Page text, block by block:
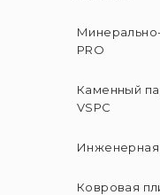
PRO
Каменный
VSPC
Инженерная
Ковровая